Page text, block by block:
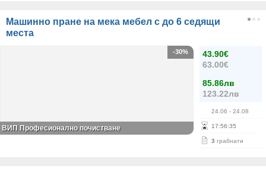
Машинно пране на мека мебел с до 6 седящи
места
43.90€
63.00€
85.86лв
123.22лв
24.06 - 24.08
17:56:35
3 грабнати
-30%
ВИП Професионално почистване